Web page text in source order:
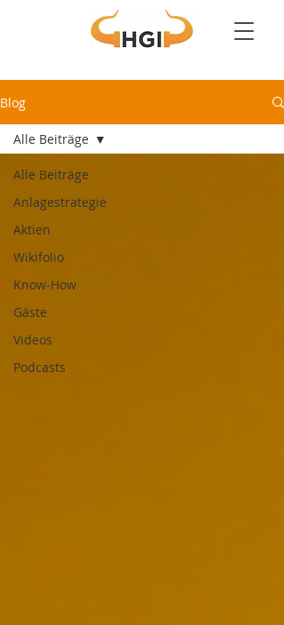
Blog
Alle Beiträge
Anlagestrategie
Aktien
Wikifolio
Know-How
Gäste
Videos
Podcasts
Alle Beiträge